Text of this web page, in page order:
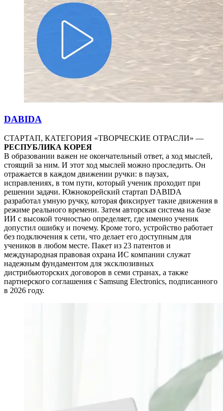
DABIDA
СТАРТАП, КАТЕГОРИЯ «ТВОРЧЕСКИЕ ОТРАСЛИ» —
РЕСПУБЛИКА КОРЕЯ
В образовании важен не окончательный ответ, а ход мыслей,
стоящий за ним. И этот ход мыслей можно проследить. Он
отражается в каждом движении ручки: в паузах,
исправлениях, в том пути, который ученик проходит при
решении задачи. Южнокорейский стартап DABIDA
разработал умную ручку, которая фиксирует такие движения в
режиме реального времени. Затем авторская система на базе
ИИ с высокой точностью определяет, где именно ученик
допустил ошибку и почему. Кроме того, устройство работает
без подключения к сети, что делает его доступным для
учеников в любом месте. Пакет из 23 патентов и
международная правовая охрана ИС компании служат
надежным фундаментом для эксклюзивных
дистрибьюторских договоров в семи странах, а также
партнерского соглашения с Samsung Electronics, подписанного
в 2026 году.